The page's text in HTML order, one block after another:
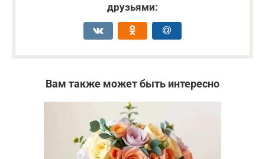
друзьями:
Вам также может быть интересно